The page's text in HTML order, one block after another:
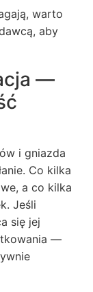
warto
aby
—
i gniazda
Co kilka
a co kilka
Jeśli
się jej
—